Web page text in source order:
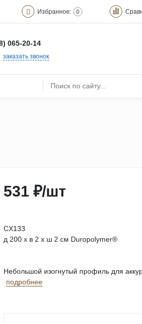
Избранное: 0
065-20-14
заказать звонок
531 ₽/шт
CX133
д 200 x в 2 x ш 2 см Duropolymer® ‎
Небольшой изогнутый профиль для
подробнее